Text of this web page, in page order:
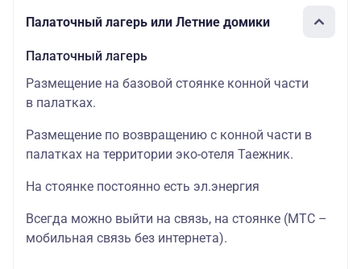
Палаточный лагерь или Летние домики
Палаточный лагерь
Размещение на базовой стоянке конной части
в палатках.
Размещение по возвращению с конной части в
палатках на территории эко-отеля Таежник.
На стоянке постоянно есть эл.энергия
Всегда можно выйти на связь, на стоянке (МТС –
мобильная связь без интернета).